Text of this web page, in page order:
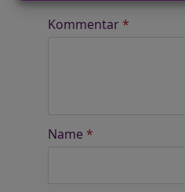
Kommentar*
Name *